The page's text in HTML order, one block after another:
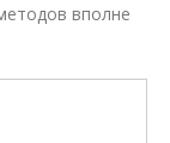
вполне